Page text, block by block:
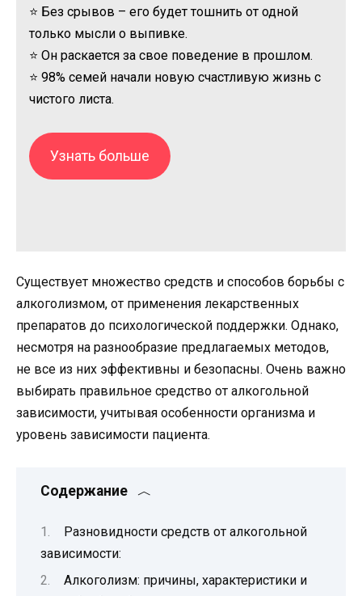
⭐ Без срывов – его будет тошнить от одной
только мысли о выпивке.
⭐ Он раскается за свое поведение в прошлом.
⭐ 98% семей начали новую счастливую жизнь с
чистого листа.
Узнать больше
Существует множество средств и способов борьбы с
алкоголизмом, от применения лекарственных
препаратов до психологической поддержки. Однако,
несмотря на разнообразие предлагаемых методов,
не все из них эффективны и безопасны. Очень важно
выбирать правильное средство от алкогольной
зависимости, учитывая особенности организма и
уровень зависимости пациента.
Содержание
Разновидности средств от алкогольной
зависимости:
Алкоголизм: причины, характеристики и